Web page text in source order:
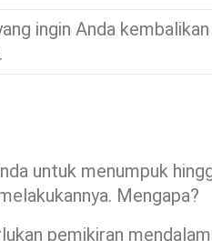
ingin Anda
untuk menumpuk
Mengapa?
pemikiran